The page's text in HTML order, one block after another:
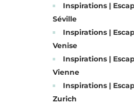
Inspirations |
Séville
Inspirations |
Venise
Inspirations |
Vienne
Inspirations |
Zurich